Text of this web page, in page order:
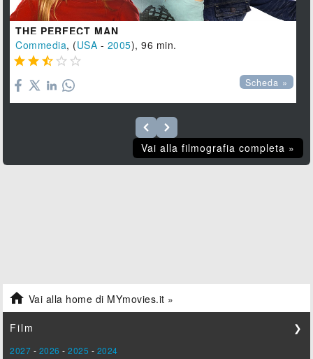
THE PERFECT MAN
Commedia, (USA - 2005), 96 min.
    
Scheda »
Vai alla filmografia completa »
 Vai alla home di MYmovies.it »
Film ❯
2027 - 2026 -2025 - 2024